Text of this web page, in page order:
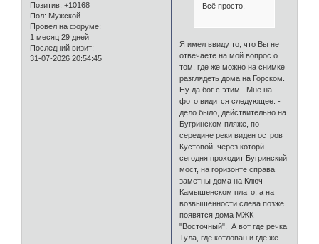
Позитив: +10168
Пол: Мужской
Провел на форуме:
1 месяц 29 дней
Последний визит:
31-07-2026 20:54:45
Всё просто.
Я имел ввиду то, что Вы не
отвечаете на мой вопрос о
том, где же можно на снимке
разглядеть дома на Горском.
Ну да бог с этим. Мне на
фото видится следующее: -
дело было, действительно на
Бугринском пляже, по
середине реки виден остров
Кустовой, через которй
сегодня проходит Бугринский
мост, на горизонте справа
заметны дома на Ключ-
Камышенском плато, а на
возвышенности слева позже
появятся дома МЖК
"Восточный". А вот где речка
Тула, где котлован и где же